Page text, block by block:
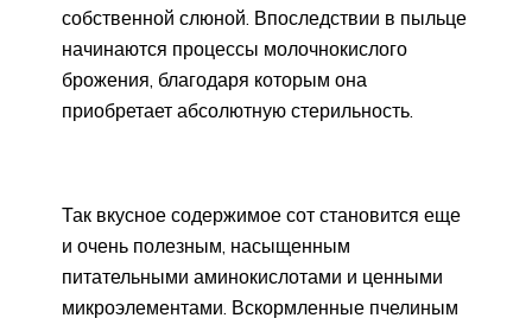
собственной слюной. Впоследствии в пыльце
начинаются процессы молочнокислого
брожения, благодаря которым она
приобретает абсолютную стерильность.
Так вкусное содержимое сот становится еще
и очень полезным, насыщенным
питательными аминокислотами и ценными
микроэлементами. Вскормленные пчелиным